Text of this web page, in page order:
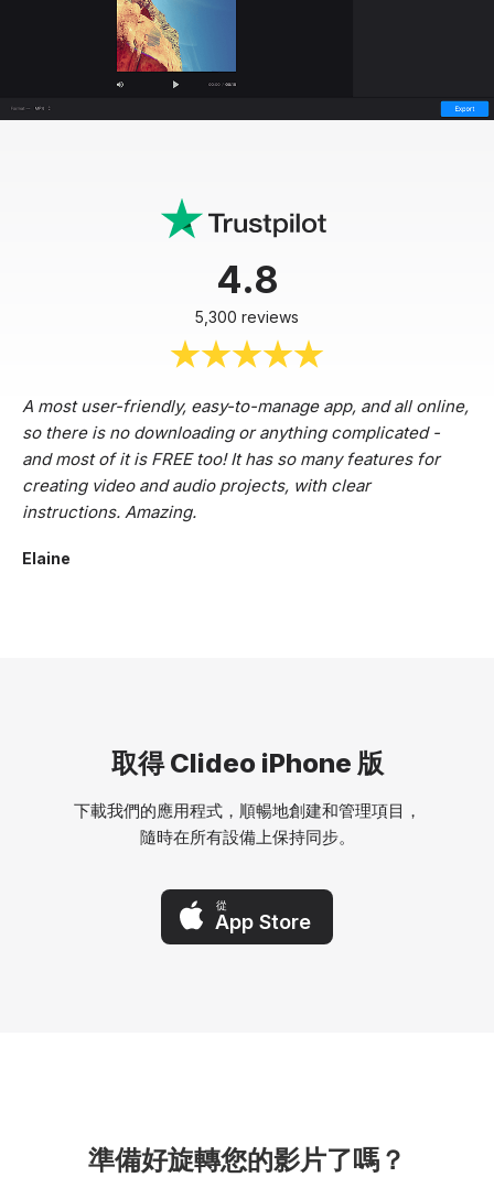
4.8
5,300 reviews
A most user-friendly, easy-to-manage app, and all online,
so there is no downloading or anything complicated -
and most of it is FREE too! It has so many features for
creating video and audio projects, with clear
instructions. Amazing.
Elaine
取得 Clideo iPhone 版
下載我們的應用程式，順暢地創建和管理項目，
隨時在所有設備上保持同步。
從
App Store
準備好旋轉您的影片了嗎？